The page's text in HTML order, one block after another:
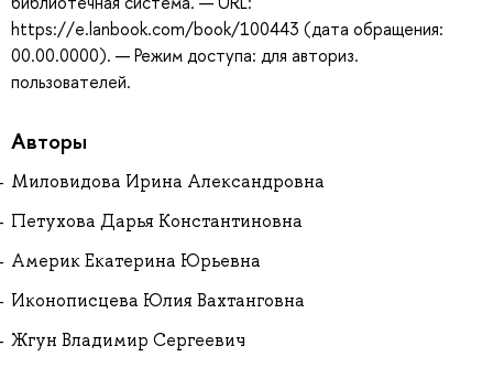
https://e.lanbook.com/book/100443 (дата обращения:
00.00.0000). — Режим доступа: для авториз.
пользователей.
Авторы
Миловидова Ирина Александровна
Петухова Дарья Константиновна
Америк Екатерина Юрьевна
Иконописцева Юлия Вахтанговна
Жгун Владимир Сергеевич